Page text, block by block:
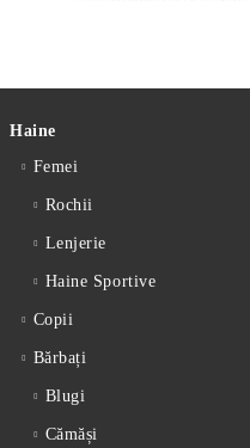
Haine
Femei
Rochii
Lenjerie
Haine Sportive
Copii
Bărbați
Blugi
Cămăși